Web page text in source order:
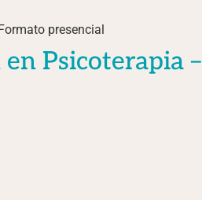
presencial
Psicoterapia –